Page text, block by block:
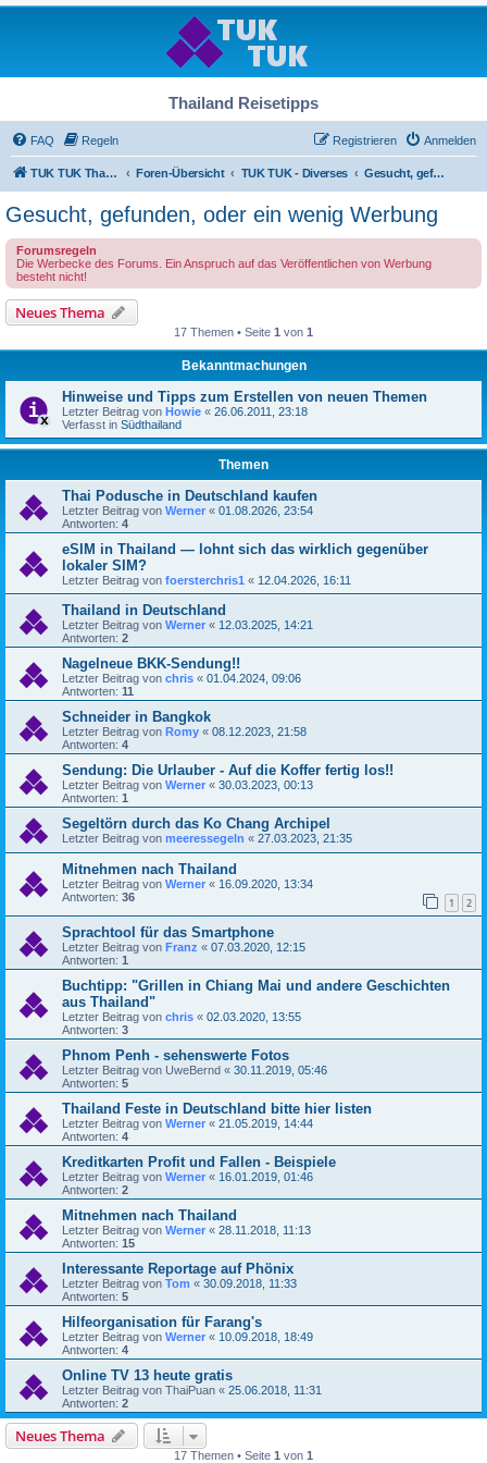
Thailand Reisetipps
FAQ Regeln Anmelden
Registrieren
TUK TUK Thailand Reisetipps Foren-Übersicht TUK TUK - Diverses Gesucht, gefunden, oder ein wenig Werbung
Gesucht, gefunden, oder ein wenig Werbung
Forumsregeln
Die Werbecke des Forums. Ein Anspruch auf das Veröffentlichen von Werbung
besteht nicht!
Neues Thema
17 Themen • Seite 1 von 1
Bekanntmachungen
Hinweise und Tipps zum Erstellen von neuen Themen
Letzter Beitrag von Howie « 26.06.2011, 23:18
Verfasst in Südthailand
Themen
Thai Podusche in Deutschland kaufen
Letzter Beitrag von Werner « 01.08.2026, 23:54
Antworten: 4
eSIM in Thailand — lohnt sich das wirklich gegenüber
lokaler SIM?
Letzter Beitrag von foersterchris1 « 12.04.2026, 16:11
Thailand in Deutschland
Letzter Beitrag von Werner « 12.03.2025, 14:21
Antworten: 2
Nagelneue BKK-Sendung!!
Letzter Beitrag von chris « 01.04.2024, 09:06
Antworten: 11
Schneider in Bangkok
Letzter Beitrag von Romy « 08.12.2023, 21:58
Antworten: 4
Sendung: Die Urlauber - Auf die Koffer fertig los!!
Letzter Beitrag von Werner « 30.03.2023, 00:13
Antworten: 1
Segeltörn durch das Ko Chang Archipel
Letzter Beitrag von meeressegeln « 27.03.2023, 21:35
Mitnehmen nach Thailand
Letzter Beitrag von Werner « 16.09.2020, 13:34
Antworten: 36 1 2
Sprachtool für das Smartphone
Letzter Beitrag von Franz « 07.03.2020, 12:15
Antworten: 1
Buchtipp: "Grillen in Chiang Mai und andere Geschichten
aus Thailand"
Letzter Beitrag von chris « 02.03.2020, 13:55
Antworten: 3
Phnom Penh - sehenswerte Fotos
Letzter Beitrag von UweBernd « 30.11.2019, 05:46
Antworten: 5
Thailand Feste in Deutschland bitte hier listen
Letzter Beitrag von Werner « 21.05.2019, 14:44
Antworten: 4
Kreditkarten Profit und Fallen - Beispiele
Letzter Beitrag von Werner « 16.01.2019, 01:46
Antworten: 2
Mitnehmen nach Thailand
Letzter Beitrag von Werner « 28.11.2018, 11:13
Antworten: 15
Interessante Reportage auf Phönix
Letzter Beitrag von Tom « 30.09.2018, 11:33
Antworten: 5
Hilfeorganisation für Farang's
Letzter Beitrag von Werner « 10.09.2018, 18:49
Antworten: 4
Online TV 13 heute gratis
Letzter Beitrag von ThaiPuan « 25.06.2018, 11:31
Antworten: 2
Neues Thema
17 Themen • Seite 1 von 1